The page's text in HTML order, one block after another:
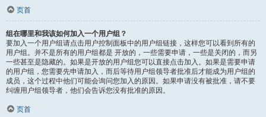
页首
组在哪里和我该如何加入一个用户组？
要加入一个用户组请点击用户控制面板中的用户组链接，这样您可以看到所有的
用户组。并不是所有的用户组都是 开放的，一些需要申请，一些是关闭的，而另
一些甚至是隐藏的。如果是开放的用户组您可以直接点击加入。如果是需要申请
的用户组，您需要先申请加入，而后等待用户组领导者批准后才能成为用户组的
成员，这个过程中他们可能会询问您加入的原因。如果申请没有被批准，请不要
纠缠用户组领导者，他们会告诉您没有批准的原因。
页首